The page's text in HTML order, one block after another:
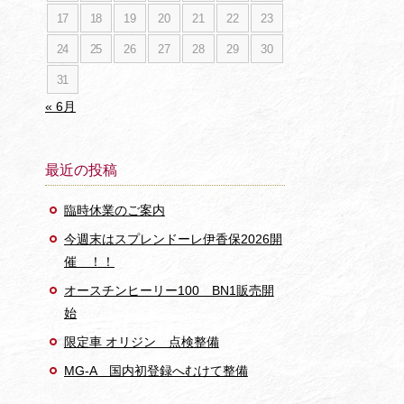
17 18 19 20 21 22 23
24 25 26 27 28 29 30
31
« 6月
最近の投稿
臨時休業のご案内
今週末はスプレンドーレ伊香保2026開
催 ！！
オースチンヒーリー100 BN1販売開
始
限定車 オリジン 点検整備
MG-A 国内初登録へむけて整備